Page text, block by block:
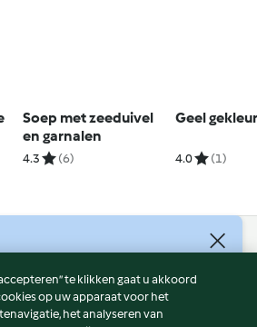
Soep met zeeduivel
en garnalen
4.3 (6)
Geel
4.0 (1)
te klikken gaat u akkoord
op uw apparaat voor het
het analyseren van